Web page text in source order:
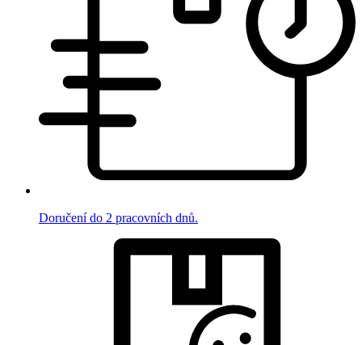
Doručení do 2 pracovních dnů.